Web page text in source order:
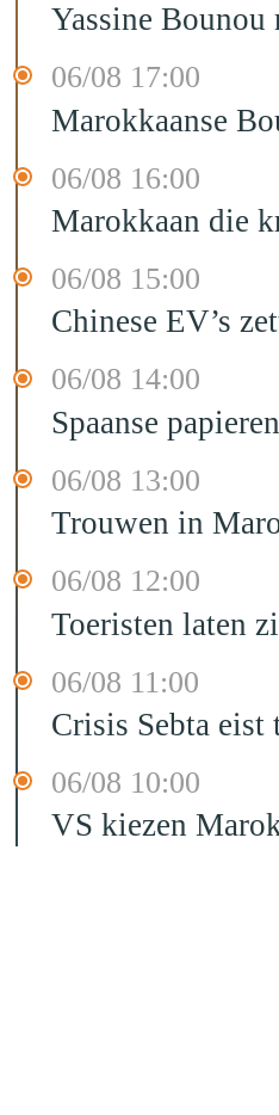
Yassine
06/08 17:00
Marokkaanse
06/08 16:00
Marokkaan die
06/08 15:00
Chinese EV’s
06/08 14:00
Spaanse
06/08 13:00
Trouwen in
06/08 12:00
Toeristen laten
06/08 11:00
Crisis Sebta
06/08 10:00
VS kiezen